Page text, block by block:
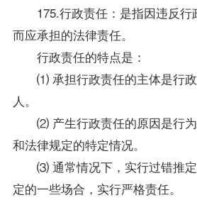
175.行政责任：是指因违反行
而应承担的法律责任。
行政责任的特点是：
⑴ 承担行政责任的主体是行政
人。
⑵ 产生行政责任的原因是行为
和法律规定的特定情况。
⑶ 通常情况下，实行过错推定
定的一些场合，实行严格责任。